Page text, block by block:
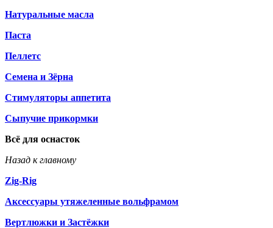
Натуральные масла
Паста
Пеллетс
Семена и Зёрна
Стимуляторы аппетита
Сыпучие прикормки
Всё для оснасток
Назад к главному
Zig-Rig
Аксессуары утяжеленные вольфрамом
Вертлюжки и Застёжки